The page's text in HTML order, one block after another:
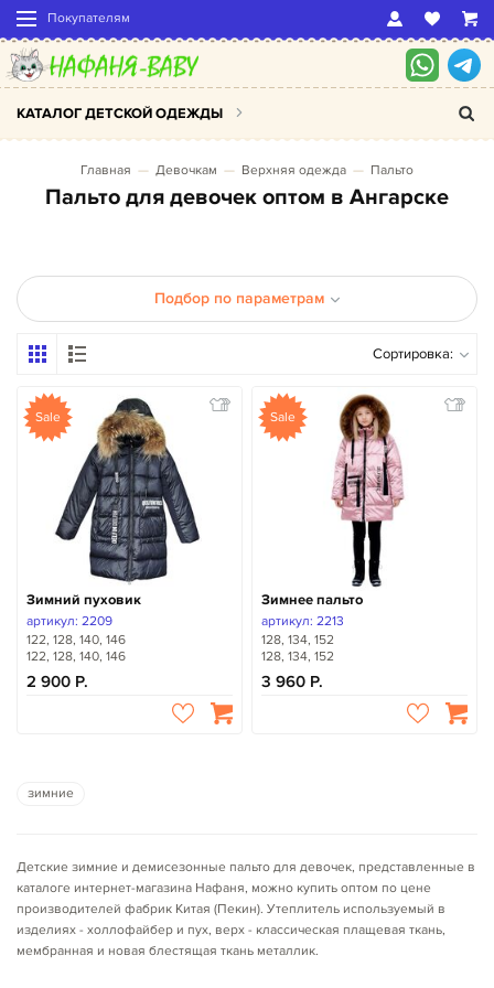
Покупателям
КАТАЛОГ ДЕТСКОЙ ОДЕЖДЫ
Главная Девочкам Верхняя одежда Пальто
Пальто для девочек оптом в Ангарске
Подбор по параметрам
Сортировка:
Sale
Зимний пуховик
артикул: 2209
122, 128, 140, 146
122, 128, 140, 146
2 900
Sale
Зимнее пальто
артикул: 2213
128, 134, 152
128, 134, 152
3 960
зимние
Детские зимние и демисезонные пальто для девочек, представленные в
каталоге интернет-магазина Нафаня, можно купить оптом по цене
производителей фабрик Китая (Пекин). Утеплитель используемый в
изделиях - холлофайбер и пух, верх - классическая плащевая ткань,
мембранная и новая блестящая ткань металлик.